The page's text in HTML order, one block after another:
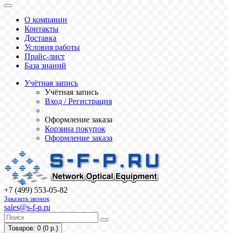
О компании
Контакты
Доставка
Условия работы
Прайс-лист
База знаний
Учётная запись
Учётная запись
Вход / Регистрация
Оформление заказа
Корзина покупок
Оформление заказа
+7 (499) 553-05-82
Заказать звонок
sales@s-f-p.ru
Товаров: 0 (0 р.)